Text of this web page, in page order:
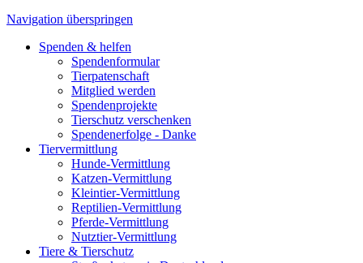
Navigation überspringen
Spenden & helfen
Spendenformular
Tierpatenschaft
Mitglied werden
Spendenprojekte
Tierschutz verschenken
Spendenerfolge - Danke
Tiervermittlung
Hunde-Vermittlung
Katzen-Vermittlung
Kleintier-Vermittlung
Reptilien-Vermittlung
Pferde-Vermittlung
Nutztier-Vermittlung
Tiere & Tierschutz